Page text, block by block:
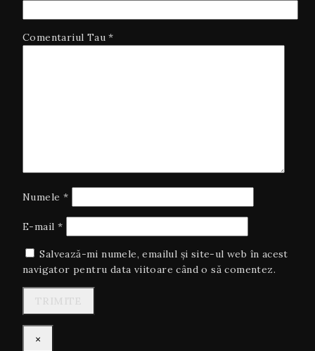
Comentariul Tau*
Numele *
E-mail *
Salvează-mi numele, emailul și site-ul web în acest
navigator pentru data viitoare când o să comentez.
×